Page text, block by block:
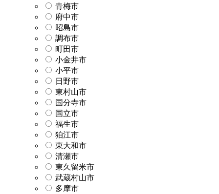
青梅市
府中市
昭島市
調布市
町田市
小金井市
小平市
日野市
東村山市
国分寺市
国立市
福生市
狛江市
東大和市
清瀬市
東久留米市
武蔵村山市
多摩市